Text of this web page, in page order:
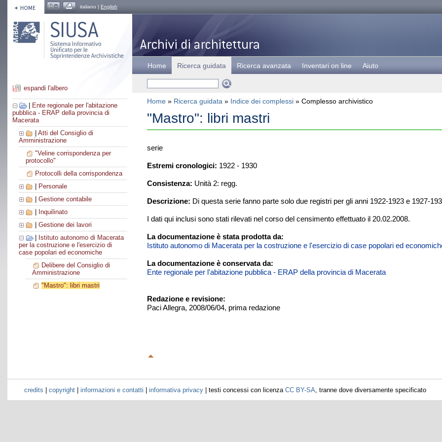
italiano | English
espandi l'albero
Ente regionale per l'abitazione
pubblica - ERAP della provincia di
Macerata
Atti del Consiglio di
Amministrazione
"Veline corrispondenza per
protocollo"
Protocolli della corrispondenza
Personale
Gestione contabile
Inquilinato
Gestione dei lavori
Istituto autonomo di Macerata
per la costruzione e l'esercizio di
case popolari ed economiche
Delibere del Consiglio di
Amministrazione
"Mastro": libri mastri
Home Ricerca guidata Ricerca avanzata Inventari on line Aiuto
Home » Ricerca guidata » Indice dei complessi » Complesso archivistico
"Mastro": libri mastri
serie
Estremi cronologici: 1922 - 1930
Consistenza: Unità 2: regg.
Descrizione: Di questa serie fanno parte solo due registri per gli anni 1922-1923 e 1927-
I dati qui inclusi sono stati rilevati nel corso del censimento effettuato il 20.02.2008.
La documentazione è stata prodotta da:
Istituto autonomo di Macerata per la costruzione e l'esercizio di case popolari ed
La documentazione è conservata da:
Ente regionale per l'abitazione pubblica - ERAP della provincia di Macerata
Redazione e revisione:
Paci Allegra, 2008/06/04, prima redazione
credits | copyright| informazioni e contatti | informativa privacy| testi concessi con licenza CC BY-SA , tranne dove diversamente specificato